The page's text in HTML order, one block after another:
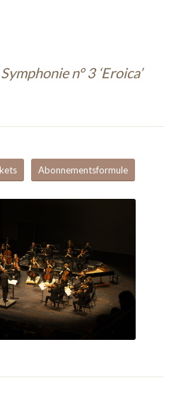
n° 3 ‘Eroica’
Abonnementsformule